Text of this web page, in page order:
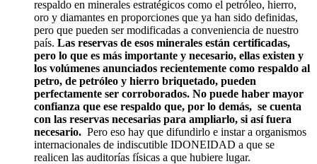
respaldo en minerales estratégicos como el petróleo, hierro,
oro y diamantes en proporciones que ya han sido definidas,
pero que pueden ser modificadas a conveniencia de nuestro
país. Las reservas de esos minerales están certificadas,
pero lo que es más importante y necesario, ellas existen y
los volúmenes anunciados recientemente como respaldo al
petro, de petróleo y hierro briquetado, pueden
perfectamente ser corroborados. No puede haber mayor
confianza que ese respaldo que, por lo demás, se cuenta
con las reservas necesarias para ampliarlo, si así fuera
necesario. Pero eso hay que difundirlo e instar a organismos
internacionales de indiscutible IDONEIDAD a que se
realicen las auditorías físicas a que hubiere lugar.